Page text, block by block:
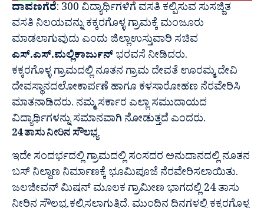
ದಾವಣಗೆರೆ: 300 ವಿದ್ಯಾರ್ಥಿಗಳಿಗೆ ವಸತಿ ಕಲ್ಪಿಸುವ ಸುಸಜ್ಜಿತ
ವಸತಿ ನಿಲಯವನ್ನು ಕಕ್ಕರಗೊಳ್ಳ ಗ್ರಾಮಕ್ಕೆ ಮಂಜೂರು
ಮಾಡಲಾಗುವುದು ಎಂದು ಜಿಲ್ಲಾಉಸ್ತುವಾರಿ ಸಚಿವ
ಎಸ್.ಎಸ್.ಮಲ್ಲಿಕಾರ್ಜುನ್ಭರವಸೆ ನೀಡಿದರು.
ಕಕ್ಕರಗೊಳ್ಳ ಗ್ರಾಮದಲ್ಲಿ ನೂತನ ಗ್ರಾಮ ದೇವತೆ ಊರಮ್ಮ ದೇವಿ
ದೇವಸ್ಥಾನದಲೋಕಾರ್ಪಣೆ ಹಾಗೂ ಕಳಸಾರೋಹಣ ನೆರವೇರಿಸಿ
ಮಾತನಾಡಿದರು. ನಮ್ಮ ಸರ್ಕಾರ ಎಲ್ಲಾ ಸಮುದಾಯದ
ವಿದ್ಯಾರ್ಥಿಗಳನ್ನು ಸಮಾನವಾಗಿ ನೋಡುತ್ತದೆ ಎಂದರು.
24 ತಾಸು ನೀರಿನ ಸೌಲಭ್ಯ
ಇದೇ ಸಂದರ್ಭದಲ್ಲಿ ಗ್ರಾಮದಲ್ಲಿ ಸಂಸದರ ಅನುದಾನದಲ್ಲಿ ನೂತನ
ಬಸ್ ನಿಲ್ದಾಣ ನಿರ್ಮಾಣಕ್ಕೆ ಭೂಮಿಪೂಜೆ ನೆರವೇರಿಸಲಾಯಿತು.
ಜಲಜೀವನ್ ಮಿಷನ್ ಮೂಲಕ ಗ್ರಾಮೀಣ ಭಾಗದಲ್ಲಿ 24 ತಾಸು